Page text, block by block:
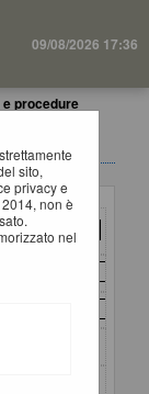
09/08/2026 17:36
e procedure
sito,
privacy e
non è
nel